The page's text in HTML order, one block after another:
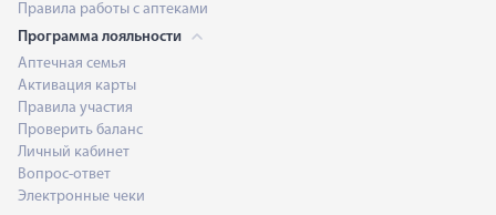
Правила работы с аптеками
Программа лояльности
Аптечная семья
Активация карты
Правила участия
Проверить баланс
Личный кабинет
Вопрос-ответ
Электронные чеки